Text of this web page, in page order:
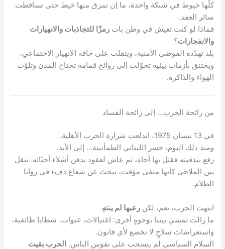
كلّها خيوط في شبكة واحدة، ما إن تمزق منها خيط حتى تساقطت
سائر العقد.
فماذا لو كنت تعيش في وطن باترمزًا للتجاذبات والانهيارات
والانفجارات؟
بلد تهدّده الفوضى الأمنية، ويتقلب على حافة الانهيار الاجتماعي،
ويختنق بأزمات بيئية تحوّلت إلى روائح قمامة تجتاح المدن وتلوّث
الهواء والذاكرة.
من رائحة الحرب… إلى رائحة الفساد
في 13 نيسان 1975، اندلعت شرارة الحرب الأهلية.
ومنذ ذلك اليوم، خسر اللبناني الطمأنينة… إلى الأبد.
رفع بندقيته فقتل بها أخاه، ثم عاش لعقود يدفن أشلاء أحبّائه. تنقل
بين الملاجئ كأنها منفى مؤقت، يبحث عن شعاع دفء في زوايا
الظلام.
انتهت الحرب، نعم، لكنرعبها لم ينتهِ.
ما زالت تمشي بيننا بوجوهٍ أخرى: اغتيالات، عبوات، شظايا طائفية،
واستعراضات سلاحٍ لا تخضع لأي قانون.
السلام السياسي لم ينسحب على نفوس الناس. الحرب بقيت